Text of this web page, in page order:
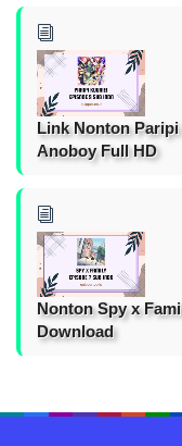
Link Nonton
Anoboy Full HD
Nonton Spy x
Download